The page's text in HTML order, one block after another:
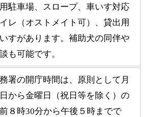
駐車場、スロープ、車いす対応
イレ（オストメイト可）、貸出用
すがあります。補助犬の同伴や
も可能です。
署の開庁時間は、原則として月
から金曜日（祝日等を除く）の
８時30分から午後５時までで